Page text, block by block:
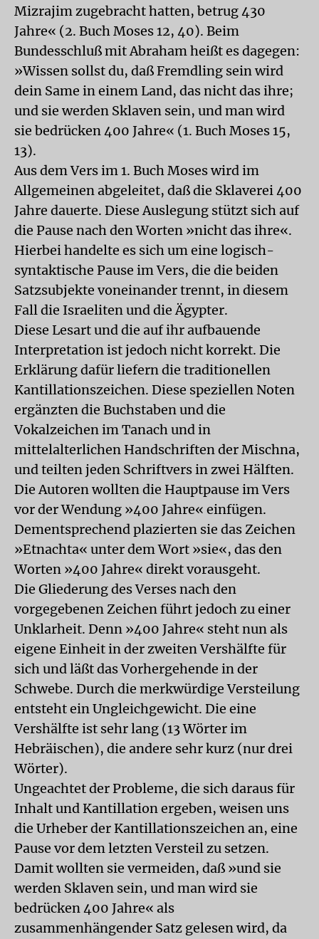
Mizrajim zugebracht hatten, betrug 430
Jahre« (2. Buch Moses 12, 40). Beim
Bundesschluß mit Abraham heißt es dagegen:
»Wissen sollst du, daß Fremdling sein wird
dein Same in einem Land, das nicht das ihre;
und sie werden Sklaven sein, und man wird
sie bedrücken 400 Jahre« (1. Buch Moses 15,
13).
Aus dem Vers im 1. Buch Moses wird im
Allgemeinen abgeleitet, daß die Sklaverei 400
Jahre dauerte. Diese Auslegung stützt sich auf
die Pause nach den Worten »nicht das ihre«.
Hierbei handelte es sich um eine logisch-
syntaktische Pause im Vers, die die beiden
Satzsubjekte voneinander trennt, in diesem
Fall die Israeliten und die Ägypter.
Diese Lesart und die auf ihr aufbauende
Interpretation ist jedoch nicht korrekt. Die
Erklärung dafür liefern die traditionellen
Kantillationszeichen. Diese speziellen Noten
ergänzten die Buchstaben und die
Vokalzeichen im Tanach und in
mittelalterlichen Handschriften der Mischna,
und teilten jeden Schriftvers in zwei Hälften.
Die Autoren wollten die Hauptpause im Vers
vor der Wendung »400 Jahre« einfügen.
Dementsprechend plazierten sie das Zeichen
»Etnachta« unter dem Wort »sie«, das den
Worten »400 Jahre« direkt vorausgeht.
Die Gliederung des Verses nach den
vorgegebenen Zeichen führt jedoch zu einer
Unklarheit. Denn »400 Jahre« steht nun als
eigene Einheit in der zweiten Vershälfte für
sich und läßt das Vorhergehende in der
Schwebe. Durch die merkwürdige Versteilung
entsteht ein Ungleichgewicht. Die eine
Vershälfte ist sehr lang (13 Wörter im
Hebräischen), die andere sehr kurz (nur drei
Wörter).
Ungeachtet der Probleme, die sich daraus für
Inhalt und Kantillation ergeben, weisen uns
die Urheber der Kantillationszeichen an, eine
Pause vor dem letzten Versteil zu setzen.
Damit wollten sie vermeiden, daß »und sie
werden Sklaven sein, und man wird sie
bedrücken 400 Jahre« als
zusammenhängender Satz gelesen wird, da